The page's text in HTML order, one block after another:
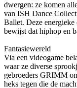
dwergen: ze komen
van ISH Dance
Ballet. Deze
bewijst dat hiphop en
Fantasiewereld
Via een videogame
waar ze diverse
gebroeders GRIMM
heks tegen die de